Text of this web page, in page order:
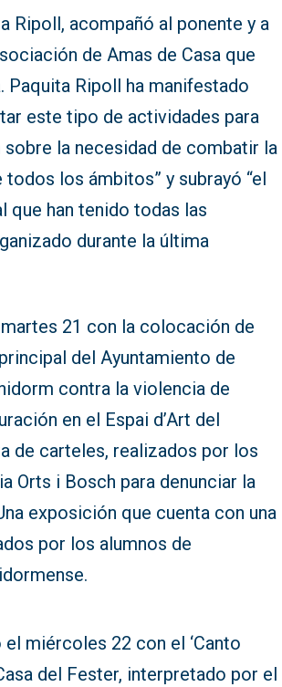
Ripoll, acompañó al ponente y a
de Amas de Casa que
Paquita Ripoll ha manifestado
este tipo de actividades para
la necesidad de combatir la
los ámbitos” y subrayó “el
que han tenido todas las
durante la última
21 con la colocación de
del Ayuntamiento de
contra la violencia de
en el Espai d’Art del
de carteles, realizados por los
Orts i Bosch para denunciar la
exposición que cuenta con una
por los alumnos de
miércoles 22 con el ‘Canto
del Fester, interpretado por el